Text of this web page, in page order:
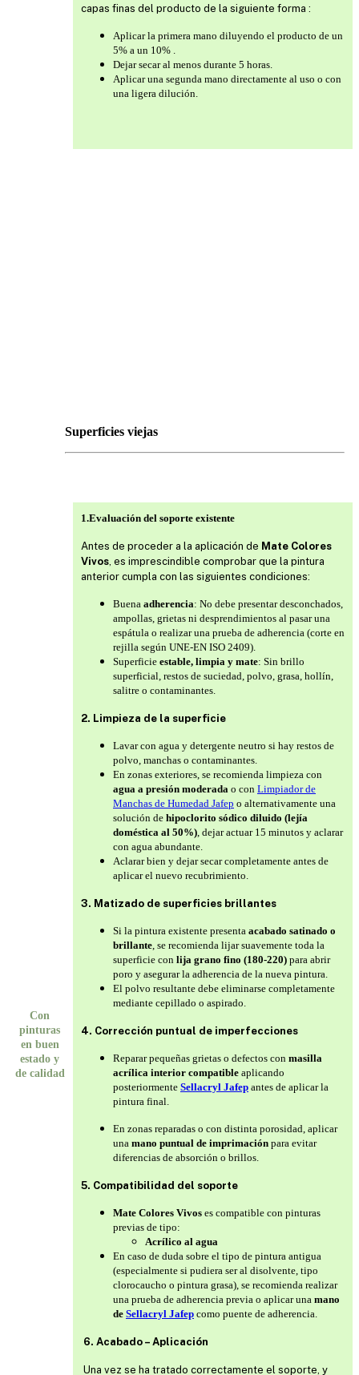
capas finas del producto de la siguiente forma :
Aplicar la primera mano diluyendo el producto de un
5% a un 10% .
Dejar secar al menos durante 5 horas.
Aplicar una segunda mano directamente al uso o con
una ligera dilución.
Superficies viejas
Con
pinturas
en buen
estado y
de calidad
1.Evaluación del soporte existente
Antes de proceder a la aplicación de Mate Colores
Vivos , es imprescindible comprobar que la pintura
anterior cumpla con las siguientes condiciones:
Buena adherencia: No debe presentar desconchados,
ampollas, grietas ni desprendimientos al pasar una
espátula o realizar una prueba de adherencia (corte en
rejilla según UNE-EN ISO 2409).
Superficie estable, limpia y mate: Sin brillo
superficial, restos de suciedad, polvo, grasa, hollín,
salitre o contaminantes.
2. Limpieza de la superficie
Lavar con agua y detergente neutro si hay restos de
polvo, manchas o contaminantes.
En zonas exteriores, se recomienda limpieza con
agua a presión moderada o con Limpiador de
Manchas de Humedad Jafep o alternativamente una
solución de hipoclorito sódico diluido (lejía
doméstica al 50%) , dejar actuar 15 minutos y aclarar
con agua abundante.
Aclarar bien y dejar secar completamente antes de
aplicar el nuevo recubrimiento.
3. Matizado de superficies brillantes
Si la pintura existente presenta acabado satinado o
brillante , se recomienda lijar suavemente toda la
superficie con lija grano fino (180-220) para abrir
poro y asegurar la adherencia de la nueva pintura.
El polvo resultante debe eliminarse completamente
mediante cepillado o aspirado.
4. Corrección puntual de imperfecciones
Reparar pequeñas grietas o defectos con masilla
acrílica interior compatible aplicando
posteriormente Sellacryl Jafep antes de aplicar la
pintura final.
En zonas reparadas o con distinta porosidad, aplicar
una mano puntual de imprimación para evitar
diferencias de absorción o brillos.
5. Compatibilidad del soporte
Mate Colores Vivos es compatible con pinturas
previas de tipo:
Acrílico al agua
En caso de duda sobre el tipo de pintura antigua
(especialmente si pudiera ser al disolvente, tipo
clorocaucho o pintura grasa), se recomienda realizar
una prueba de adherencia previa o aplicar una mano
de Sellacryl Jafep como puente de adherencia.
6. Acabado – Aplicación
Una vez se ha tratado correctamente el soporte, y